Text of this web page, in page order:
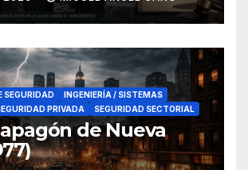
de España
SEGURIDAD
INGENIERÍA / SISTEMAS
PRIVADA
SEGURIDAD SECTORIAL
de Nueva